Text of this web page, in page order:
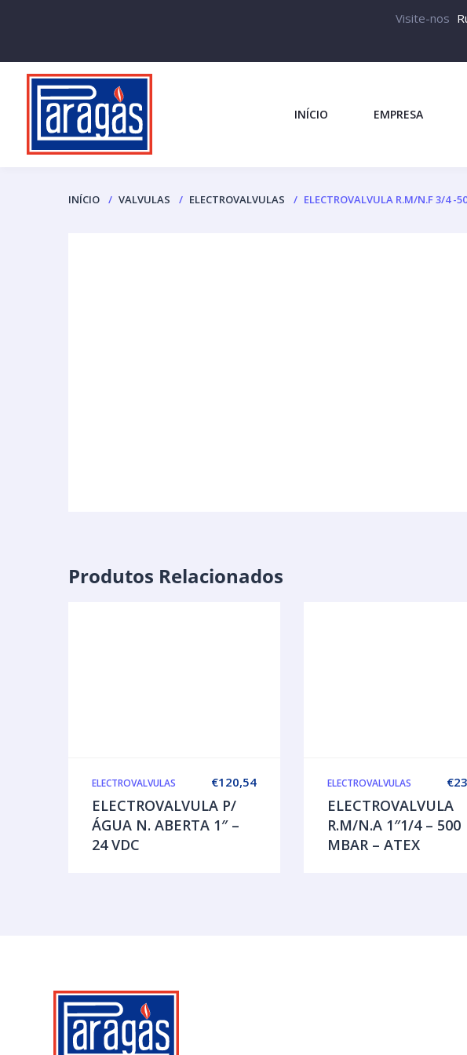
Visite-nos
INÍCIO EMPRESA
INÍCIO VALVULAS ELECTROVALVULAS ELECTROVALVULA R.M/N.F 3/4 -
Produtos Relacionados
€120,54
ELECTROVALVULAS
ELECTROVALVULA P/
ÁGUA N. ABERTA 1″ –
24 VDC
€
ELECTROVALVULAS
ELECTROVALVULA
R.M/N.A 1″1/4 – 500
MBAR – ATEX